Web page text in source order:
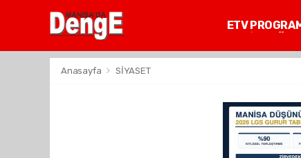
ETV
Anasayfa SİYASET